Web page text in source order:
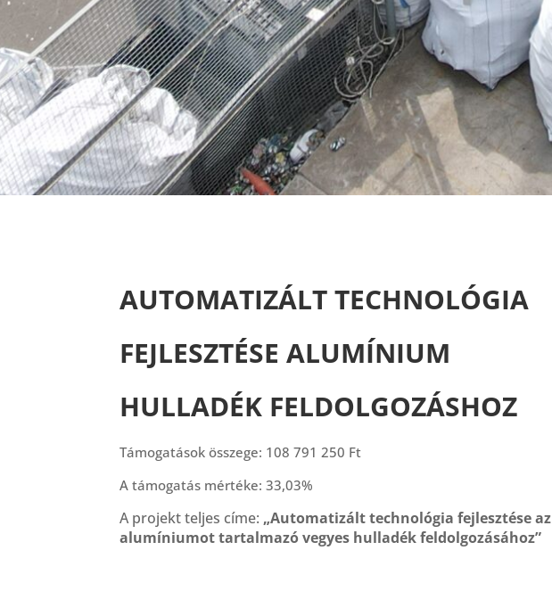
AUTOMATIZÁLT TECHNOLÓGIA
FEJLESZTÉSE ALUMÍNIUM
HULLADÉK FELDOLGOZÁSHOZ
Támogatások összege: 108 791 250 Ft
A támogatás mértéke: 33,03%
A projekt teljes címe: „Automatizált technológia fejlesztése az
alumíniumot tartalmazó vegyes hulladék feldolgozásához”